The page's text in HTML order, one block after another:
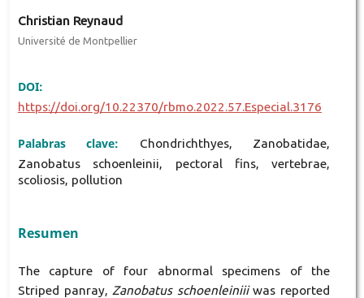
Christian Reynaud
Université de Montpellier
DOI:
https://doi.org/10.22370/rbmo.2022.57.Especial.3176
Palabras clave:
Chondrichthyes, Zanobatidae,
Zanobatus schoenleinii, pectoral fins, vertebrae,
scoliosis, pollution
Resumen
The capture of four abnormal specimens of the
Striped panray, Zanobatus schoenleiniiiwas reported